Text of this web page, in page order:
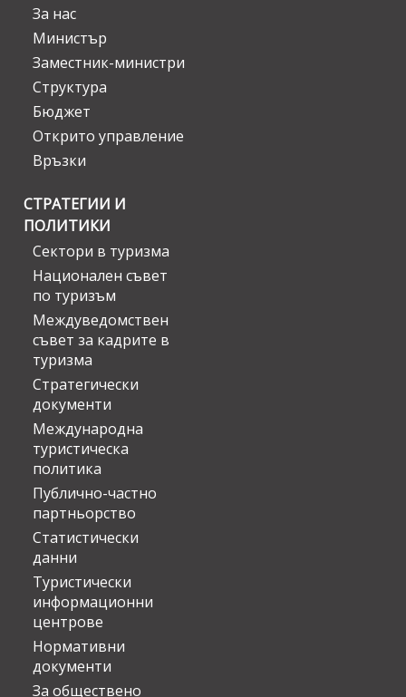
За нас
Министър
Заместник-министри
Структура
Бюджет
Открито управление
Връзки
СТРАТЕГИИ И
ПОЛИТИКИ
Сектори в туризма
Национален съвет
по туризъм
Междуведомствен
съвет за кадрите в
туризма
Стратегически
документи
Международна
туристическа
политика
Публично-частно
партньорство
Статистически
данни
Туристически
информационни
центрове
Нормативни
документи
За обществено